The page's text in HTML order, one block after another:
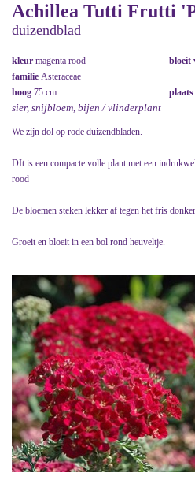
Achillea Tutti Frutti
duizendblad
kleur magenta rood bloeit
familie Asteraceae
hoog 75 cm plaats
sier, snijbloem, bijen / vlinderplant
We zijn dol op rode duizendbladen.
DIt is een compacte volle plant met een
rood
De bloemen steken lekker af tegen het fris
Groeit en bloeit in een bol rond heuveltje.